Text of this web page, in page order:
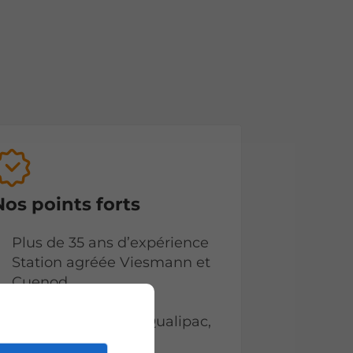
points forts
Plus de 35 ans d’expérience
Station agréée Viesmann et
Cuenod
Certifications RGE Qualipac,
RGE Qualibat et PG